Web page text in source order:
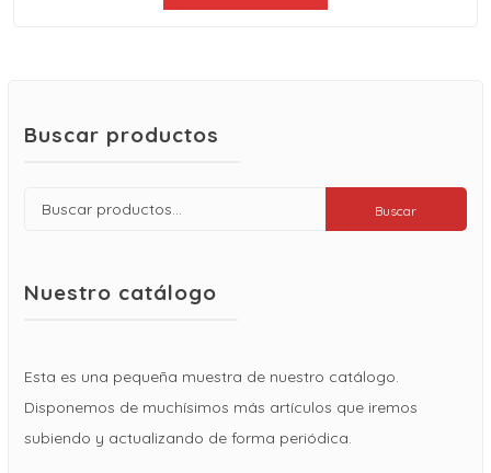
Buscar productos
Buscar
Buscar
Nuestro catálogo
Esta es una pequeña muestra de nuestro catálogo.
Disponemos de muchísimos más artículos que iremos
subiendo y actualizando de forma periódica.